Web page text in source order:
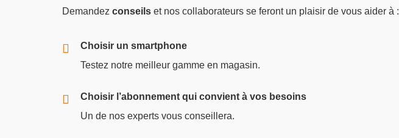
Demandez conseils et nos collaborateurs se feront un plaisir de vous aider à :
Choisir un smartphone
Testez notre meilleur gamme en magasin.
Choisir l’abonnement qui convient à vos besoins
Un de nos experts vous conseillera.